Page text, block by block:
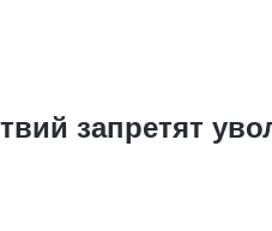
запретят